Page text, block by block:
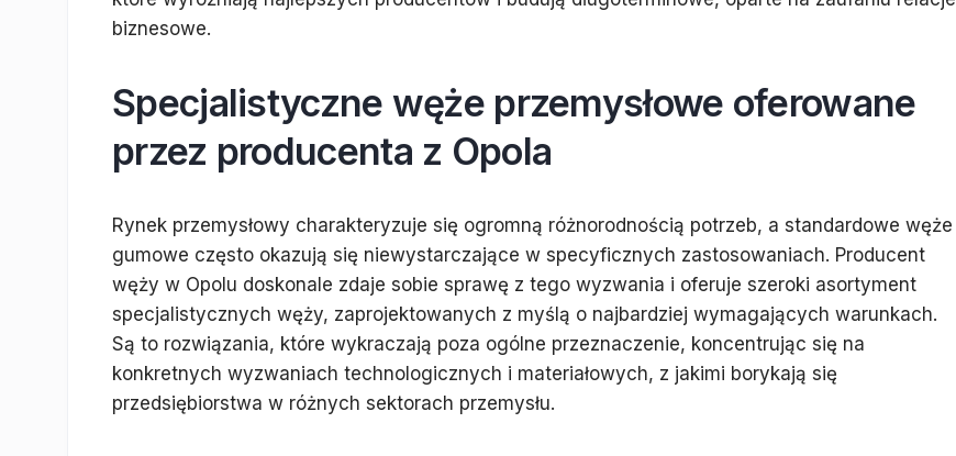
biznesowe.
Specjalistyczne węże przemysłowe oferowane
przez producenta z Opola
Rynek przemysłowy charakteryzuje się ogromną różnorodnością potrzeb, a standardowe węże
gumowe często okazują się niewystarczające w specyficznych zastosowaniach. Producent
węży w Opolu doskonale zdaje sobie sprawę z tego wyzwania i oferuje szeroki asortyment
specjalistycznych węży, zaprojektowanych z myślą o najbardziej wymagających warunkach.
Są to rozwiązania, które wykraczają poza ogólne przeznaczenie, koncentrując się na
konkretnych wyzwaniach technologicznych i materiałowych, z jakimi borykają się
przedsiębiorstwa w różnych sektorach przemysłu.